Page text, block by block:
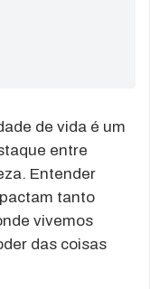
de vida é um
entre
Entender
tanto
vivemos
das coisas